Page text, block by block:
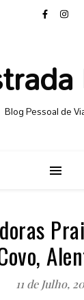
Blog Pessoal de
11 de Julho,